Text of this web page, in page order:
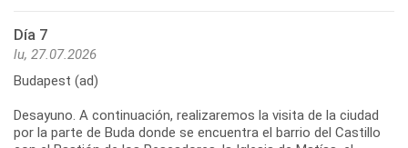
Día 7
lu, 27.07.2026
Budapest (ad)
Desayuno. A continuación, realizaremos la visita de la ciudad
por la parte de Buda donde se encuentra el barrio del Castillo